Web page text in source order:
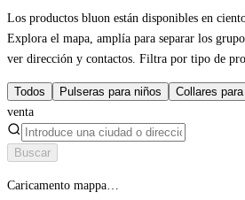
Los productos bluon están disponibles en
Explora el mapa, amplía para separar los
ver dirección y contactos. Filtra por tipo de
Todos Pulseras para niños Collares
venta
Buscar
Caricamento mappa…